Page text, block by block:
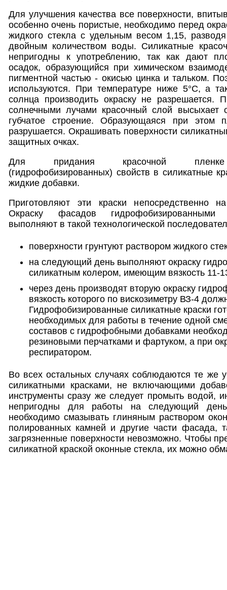
Для улучшения качества все поверхности,
особенно очень пористые, необходимо перед
жидкого стекла с удельным весом 1,15,
двойным количеством воды. Силикатные
непригодны к употреблению, так как дают
осадок, образующийся при химическом
пигментной частью - окисью цинка и тальком.
используются. При температуре ниже 5°С, а
солнца производить окраску не разрешается.
солнечными лучами красочный слой высыхает
губчатое строение. Образующаяся при этом
разрушается. Окрашивать поверхности
защитных очках.
Для придания красочной пленке
(гидрофобизированных) свойств в силикатные
жидкие добавки.
Приготовляют эти краски непосредственно
Окраску фасадов гидрофобизированными
выполняют в такой технологической
поверхности грунтуют раствором жидкого
на следующий день выполняют окраску
силикатным колером, имеющим вязкость 11-
через день производят вторую окраску
вязкость которого по вискозиметру ВЗ-4
Гидрофобизированные силикатные краски
необходимых для работы в течение одной
составов с гидрофобными добавками
резиновыми перчатками и фартуком, а при
респиратором.
Во всех остальных случаях соблюдаются те же
силикатными красками, не включающими
инструменты сразу же следует промыть водой,
непригодны для работы на следующий
необходимо смазывать глиняным раствором
полированных камней и другие части фасада,
загрязненные поверхности невозможно. Чтобы
силикатной краской оконные стекла, их можно